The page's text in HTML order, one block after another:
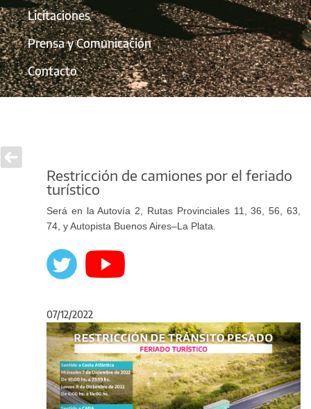
Licitaciones
Prensa y Comunicación
Contacto
Restricción de camiones por el feriado
turístico
Será en la Autovía 2, Rutas Provinciales 11, 36, 56, 63,
74, y Autopista Buenos Aires–La Plata.
07/12/2022
Anterior